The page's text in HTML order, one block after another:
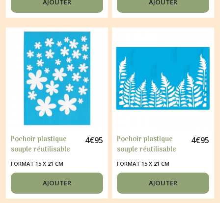
AJOUTER AJOUTER
Pochoir plastique
souple réutilisable
Fabrika Décoru
FLEUR 024
4€95
FORMAT 15 X 21 CM
AJOUTER
Pochoir plastique
souple réutilisable
Fabrika Décoru
FOUGERE 297
4€95
FORMAT 15 X 21 CM
AJOUTER